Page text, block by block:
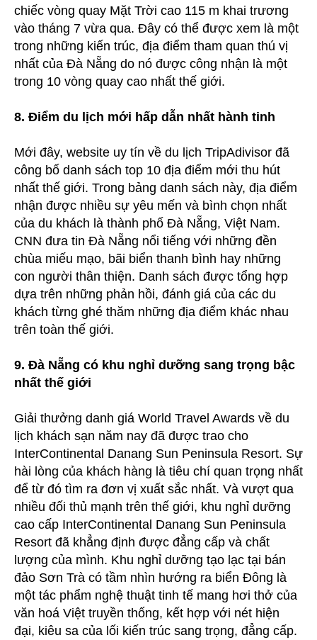
chiếc vòng quay Mặt Trời cao 115 m khai trương
vào tháng 7 vừa qua. Đây có thể được xem là một
trong những kiến trúc, địa điểm tham quan thú vị
nhất của Đà Nẵng do nó được công nhận là một
trong 10 vòng quay cao nhất thế giới.
8. Điểm du lịch mới hấp dẫn nhất hành tinh
Mới đây, website uy tín về du lịch TripAdivisor đã
công bố danh sách top 10 địa điểm mới thu hút
nhất thế giới. Trong bảng danh sách này, địa điểm
nhận được nhiều sự yêu mến và bình chọn nhất
của du khách là thành phố Đà Nẵng, Việt Nam.
CNN đưa tin Đà Nẵng nổi tiếng với những đền
chùa miếu mạo, bãi biển thanh bình hay những
con người thân thiện. Danh sách được tổng hợp
dựa trên những phản hồi, đánh giá của các du
khách từng ghé thăm những địa điểm khác nhau
trên toàn thế giới.
9. Đà Nẵng có khu nghỉ dưỡng sang trọng bậc
nhất thế giới
Giải thưởng danh giá World Travel Awards về du
lịch khách sạn năm nay đã được trao cho
InterContinental Danang Sun Peninsula Resort. Sự
hài lòng của khách hàng là tiêu chí quan trọng nhất
để từ đó tìm ra đơn vị xuất sắc nhất. Và vượt qua
nhiều đối thủ mạnh trên thế giới, khu nghỉ dưỡng
cao cấp InterContinental Danang Sun Peninsula
Resort đã khẳng định được đẳng cấp và chất
lượng của mình. Khu nghỉ dưỡng tạo lạc tại bán
đảo Sơn Trà có tầm nhìn hướng ra biển Đông là
một tác phẩm nghệ thuật tinh tế mang hơi thở của
văn hoá Việt truyền thống, kết hợp với nét hiện
đại, kiêu sa của lối kiến trúc sang trọng, đẳng cấp.